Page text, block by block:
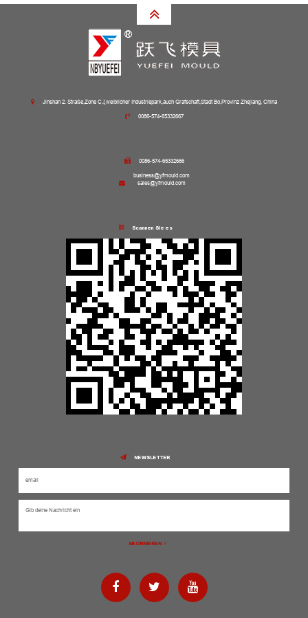
Jinshan 2. Straße,Zone C,ξweiblicher Industriepark,auch Grafschaft,Stadt Bo,Provinz Zhejiang, China
0086-574-65332667
0086-574-65332666
business@yfmould.com
sales@yfmould.com
Scannen Sie es
NEWSLETTER